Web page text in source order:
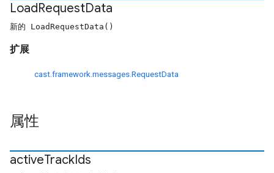
LoadRequestData
新的 LoadRequestData()
扩展
cast.framework.messages.RequestData
属性
activeTrackIds